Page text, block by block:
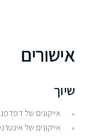
אישורים
שיוך
אייקונים של
אייקונים של